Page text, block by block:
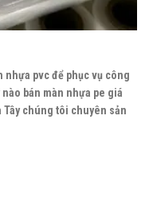
nhựa pvc để phục vụ công
bán màn nhựa pe giá
Tây chúng tôi chuyên sản